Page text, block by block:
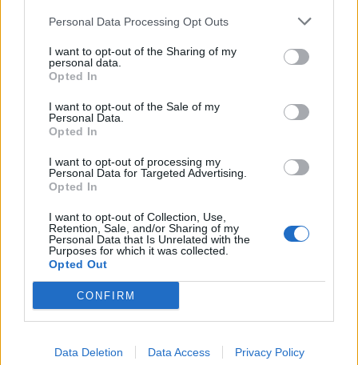
Personal Data Processing Opt Outs
I want to opt-out of the Sharing of my
personal data.
Opted In
I want to opt-out of the Sale of my
Personal Data.
Opted In
I want to opt-out of processing my
Personal Data for Targeted Advertising.
Opted In
I want to opt-out of Collection, Use,
Retention, Sale, and/or Sharing of my
Personal Data that Is Unrelated with the
Purposes for which it was collected.
Opted Out
CONFIRM
Data Deletion Data Access Privacy Policy
Ακολουθήστε το Pink.gr στοGoogle Newsκαι
μάθετε πρώτοι
Ακολουθήστε το Pink.gr και στο Instagram